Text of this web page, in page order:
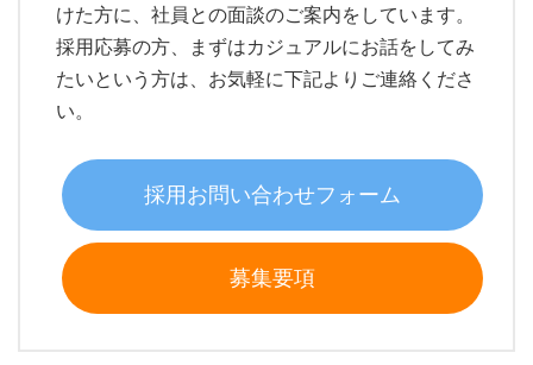
けた方に、社員との面談のご案内をしています。
採用応募の方、まずはカジュアルにお話をしてみ
たいという方は、お気軽に下記よりご連絡くださ
い。
採用お問い合わせフォーム
募集要項